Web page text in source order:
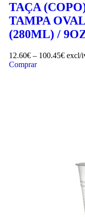
TAÇA
TAMPA
(280ML) /
12.60€ – 100.45€ excl/
Comprar